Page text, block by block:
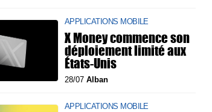
APPLICATIONS MOBILE
X Money commence son
déploiement limité aux
États-Unis
28/07 Alban
APPLICATIONS MOBILE